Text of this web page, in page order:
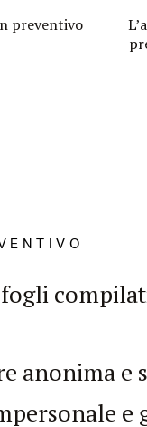
preventivo
anonima e
e